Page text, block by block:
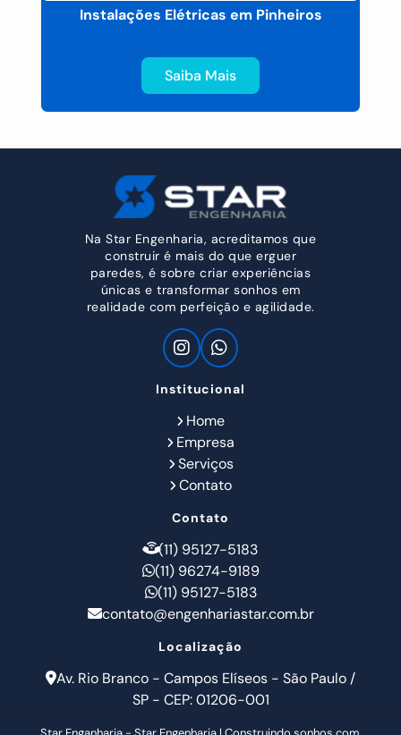
Instalações Elétricas em Pinheiros
Saiba Mais
Na Star Engenharia, acreditamos que
construir é mais do que erguer
paredes, é sobre criar experiências
únicas e transformar sonhos em
realidade com perfeição e agilidade.
Institucional
Home
Empresa
Serviços
Contato
Contato
(11) 95127-5183
(11) 96274-9189
(11) 95127-5183
contato@engenhariastar.com.br
Localização
Av. Rio Branco - Campos Elíseos - São Paulo /
SP - CEP: 01206-001